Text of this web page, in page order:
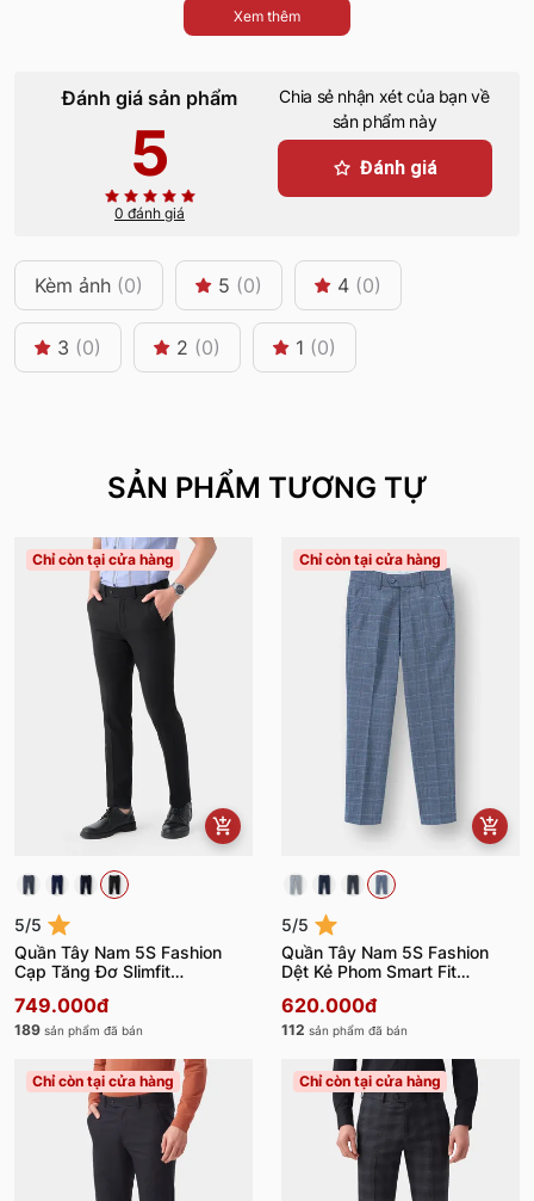
Xem thêm
Đánh giá sản phẩm
5
0 đánh giá
Chia sẻ nhận xét của bạn về
sản phẩm này
Đánh giá
Kèm ảnh (0) 5 (0) 4 (0)
3 (0) 2 (0) 1 (0)
SẢN PHẨM TƯƠNG TỰ
Chỉ còn tại cửa hàng
5/5
Quần Tây Nam 5S Fashion
Cạp Tăng Đơ Slimfit
749.000đ
189 sản phẩm đã bán
Chỉ còn tại cửa hàng
5/5
Quần Tây Nam 5S Fashion
Dệt Kẻ Phom Smart Fit
620.000đ
112 sản phẩm đã bán
Chỉ còn tại cửa hàng Chỉ còn tại cửa hàng